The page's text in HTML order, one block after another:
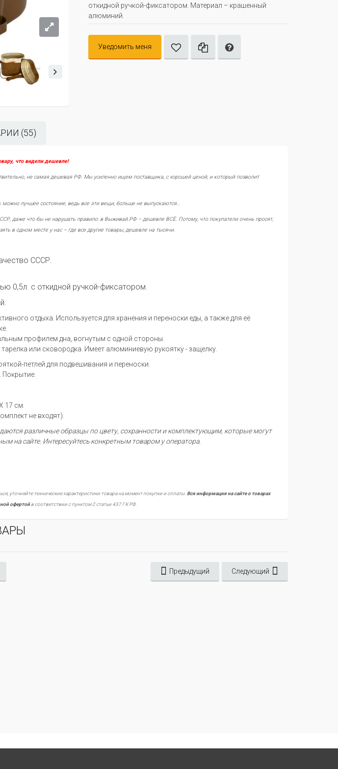
откидной ручкой-фиксатором. Материал – крашенный
алюминий.
Уведомить меня
(55)
что видели дешевле!
не самая дешевая РФ. Мы усиленно ищем поставщика, с хорошей ценой, и который позволит
лучшее состояние, ведь все эти вещи, больше не выпускаются…
даже что бы не нарушать правило: в Выживай.РФ – дешевле ВСЁ. Потому, что покупатели очень просят,
в одном месте у нас – где все другие товары, дешевле на тысячи.
СССР.
0,5л. с откидной ручкой-фиксатором.
отдыха. Используется для хранения и переноски еды, а также для её
профилем дна, вогнутым с одной стороны.
или сковородка. Имеет алюминиевую рукоятку - защелку.
петлей для подвешивания и переноски.
17 см.
не входят).
различные образцы по цвету, сохранности и комплектующим, которые могут
на сайте. Интересуйтесь конкретным товаром у оператора.
уточняйте технические характеристики товара на момент покупки и оплаты. Вся информация на сайте о товарах
офертойв соответствии с пунктом 2 статьи 437 ГК РФ.
Предыдущий Следующий